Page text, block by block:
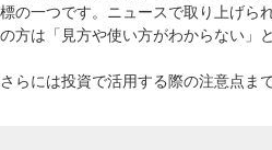
の一つです。ニュースで取り上げら
方は「見方や使い方がわからない」
らには投資で活用する際の注意点ま